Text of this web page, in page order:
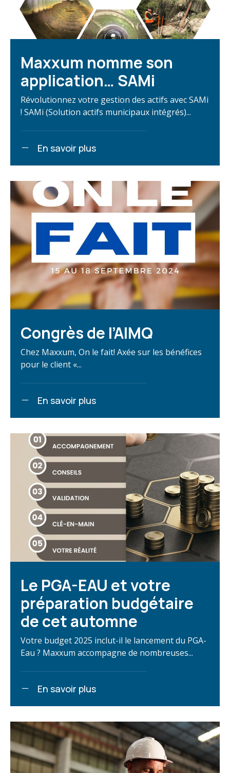
Maxxum nomme son
application… SAMi
Révolutionnez votre gestion des actifs avec SAMi
! SAMi (Solution actifs municipaux intégrés)...
En savoir plus
Congrès de l’AIMQ
Chez Maxxum, On le fait! Axée sur les bénéfices
pour le client «...
En savoir plus
Le PGA-EAU et votre
préparation budgétaire
de cet automne
Votre budget 2025 inclut-il le lancement du PGA-
Eau ? Maxxum accompagne de nombreuses...
En savoir plus